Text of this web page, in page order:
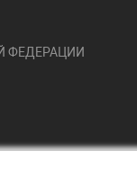
ФЕДЕРАЦИИ